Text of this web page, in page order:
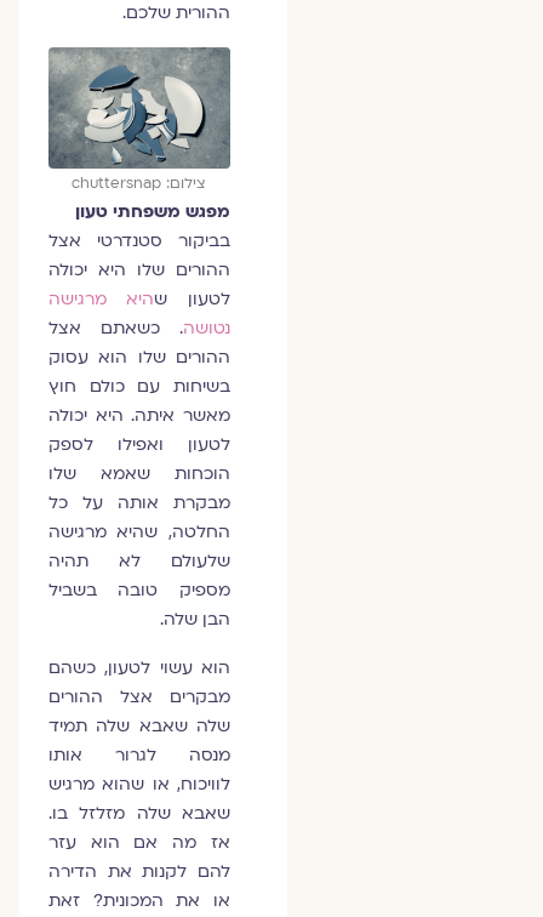
ההורית שלכם.
צילום: chuttersnap
מפגש משפחתי טעון
בביקור סטנדרטי אצל
ההורים שלו היא יכולה
לטעון שהיא מרגישה
נטושה. כשאתם אצל
ההורים שלו הוא עסוק
בשיחות עם כולם חוץ
מאשר איתה. היא יכולה
לטעון ואפילו לספק
הוכחות שאמא שלו
מבקרת אותה על כל
החלטה, שהיא מרגישה
שלעולם לא תהיה
מספיק טובה בשביל
הבן שלה.
הוא עשוי לטעון, כשהם
מבקרים אצל ההורים
שלה שאבא שלה תמיד
מנסה לגרור אותו
לוויכוח, או שהוא מרגיש
שאבא שלה מזלזל בו.
אז מה אם הוא עזר
להם לקנות את הדירה
או את המכונית? זאת